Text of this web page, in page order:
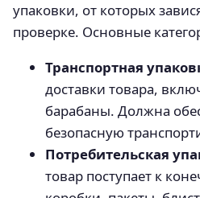
упаковки, от которых
проверке. Основные
Транспортная
доставки товара,
барабаны. Должна
безопасную
Потребительская
товар поступает к